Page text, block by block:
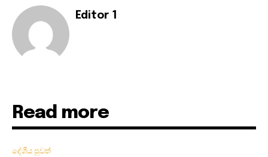
Editor 1
Read more
දේශීය පුවත්